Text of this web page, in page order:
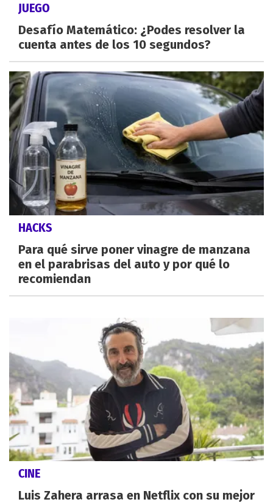
JUEGO
Desafío Matemático: ¿Podes resolver la
cuenta antes de los 10 segundos?
HACKS
Para qué sirve poner vinagre de manzana
en el parabrisas del auto y por qué lo
recomiendan
CINE
Luis Zahera arrasa en Netflix con su mejor